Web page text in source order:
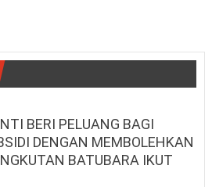
BERI PELUANG BAGI
DENGAN MEMBOLEHKAN
BATUBARA IKUT